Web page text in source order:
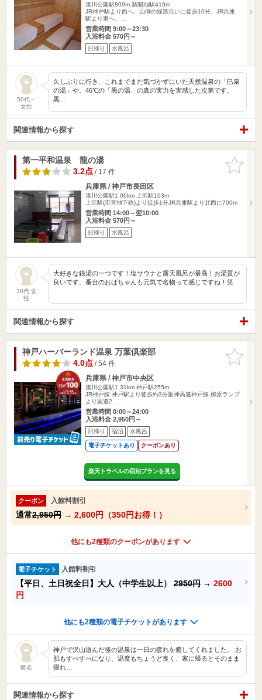
湊川公園駅809m 新開地駅410m
JR神戸駅より西へ、山側の線路沿いに徒歩10分、JR兵庫
駅より東へ、…
営業時間 9:00～23:30
入浴料金 570円～
日帰り 水風呂
50代～
女性
久しぶりに行き、これまでまだ気づかずにいた天然温泉の「巳泉
の湯」や、46℃の「黒の湯」の真の実力を実感した次第です。
黒…
関連情報から探す
お気に入
りに追加
第一平和温泉 龍の湯
3.2点/ 17 件
兵庫県 / 神戸市長田区
湊川公園駅1.06km
上沢駅103m
上沢駅(市営地下鉄)より徒歩1分JR兵庫駅より北西に700m
営業時間 14:00～翌10:00
入浴料金 570円～
日帰り 水風呂
30代 女
性
大好きな銭湯の一つです！塩サウナと露天風呂が最高！お湯質が
良いです。番台のおばちゃんも元気で名物って感じですね！笑
関連情報から探す
お気に入
りに追加
神戸ハーバーランド温泉 万葉倶楽部
4.0点/ 54 件
兵庫県 / 神戸市中央区
湊川公園駅1.31km 神戸駅255m
JR神戸線 神戸駅より徒歩約3分阪神高速神戸線 柳原ランプ
より国道2…
営業時間 0:00～24:00
入浴料金 2,950円～
日帰り 宿泊 水風呂
電子チケットあり クーポンあり
楽天トラベルの宿泊プランを見る
クーポン 入館料割引
通常2,950円 → 2,600円（350円お得！）
他にも2種類のクーポンがあります
電子チケット 入館料割引
【平日、土日祝全日】大人（中学生以上） 2950円 → 2600
円
他にも2種類の電子チケットがあります
匿名
神戸で沢山遊んだ後の温泉は一日の疲れを癒してくれました。 お
肌もすべすべになり、温度もちょうど良く、家に帰るとそのまま
寝れ…
関連情報から探す